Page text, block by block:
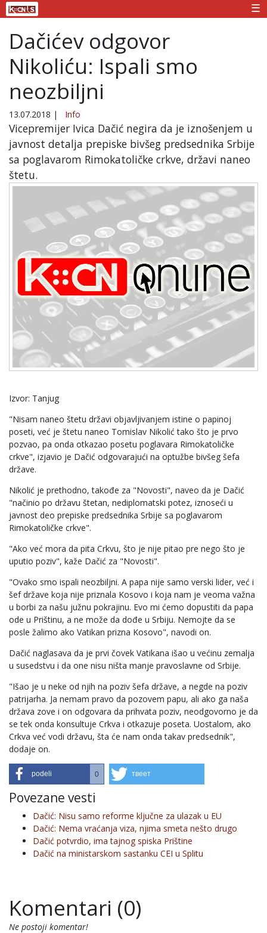
☰
Dačićev odgovor
Nikoliću: Ispali smo
neozbiljni
13.07.2018 | Info
Vicepremijer Ivica Dačić negira da je iznošenjem u
javnost detalja prepiske bivšeg predsednika Srbije
sa poglavarom Rimokatoličke crkve, državi naneo
štetu.
Izvor: Tanjug
"Nisam naneo štetu državi objavljivanjem istine o papinoj
poseti, već je štetu naneo Tomislav Nikolić tako što je prvo
pozvao, pa onda otkazao posetu poglavara Rimokatoličke
crkve", izjavio je Dačić odgovarajući na optužbe bivšeg šefa
države.
Nikolić je prethodno, takođe za "Novosti", naveo da je Dačić
"načinio po državu štetan, nediplomatski potez, iznoseći u
javnost deo prepiske predsednika Srbije sa poglavarom
Rimokatoličke crkve".
"Ako već mora da pita Crkvu, što je nije pitao pre nego što je
uputio poziv", kaže Dačić za "Novosti".
"Ovako smo ispali neozbiljni. A papa nije samo verski lider, već i
šef države koja nije priznala Kosovo i koja nam je veoma važna
u borbi za našu južnu pokrajinu. Evo mi ćemo dopustiti da papa
ode u Prištinu, a ne može da dođe u Srbiju. Nemojte da se
posle žalimo ako Vatikan prizna Kosovo", navodi on.
Dačić naglasava da je prvi čovek Vatikana išao u većinu zemalja
u susedstvu i da one nisu ništa manje pravoslavne od Srbije.
"Išao je u neke od njih na poziv šefa države, a negde na poziv
patrijarha. Ja nemam pravo da pozovem papu, ali ako ga naša
država zove i on odgovara da prihvata poziv, neodgovorno je da
se tek onda konsultuje Crkva i otkazuje poseta. Uostalom, ako
Crkva već vodi državu, šta će nam onda takav predsednik",
dodaje on.
podeli 0 твеет
Povezane vesti
Dačić: Nisu samo reforme ključne za ulazak u EU
Dačić: Nema vraćanja viza, njima smeta nešto drugo
Dačić potvrdio, ima tajnog spiska Prištine
Dačić na ministarskom sastanku CEI u Splitu
Komentari (0)
Ne postoji komentar!